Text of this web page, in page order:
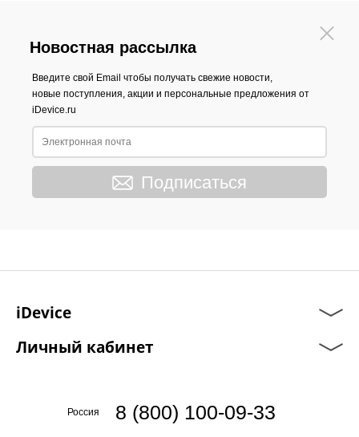
Новостная рассылка
Введите свой Email чтобы получать свежие новости,
новые поступления, акции и персональные предложения от
iDevice.ru
Подписаться
iDevice
Личный кабинет
Россия 8 (800) 100-09-33